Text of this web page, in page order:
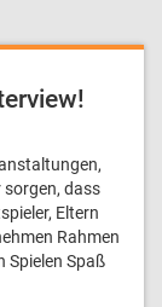
dass
Eltern
Rahmen
Spielen Spaß